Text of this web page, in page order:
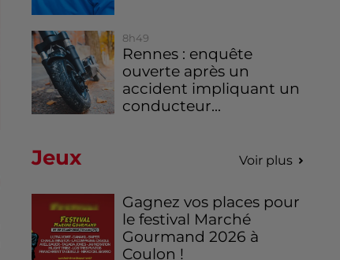
8h49
Rennes : enquête
ouverte après un
accident impliquant un
conducteur...
Jeux Voir plus
Gagnez vos places pour
le festival Marché
Gourmand 2026 à
Coulon !